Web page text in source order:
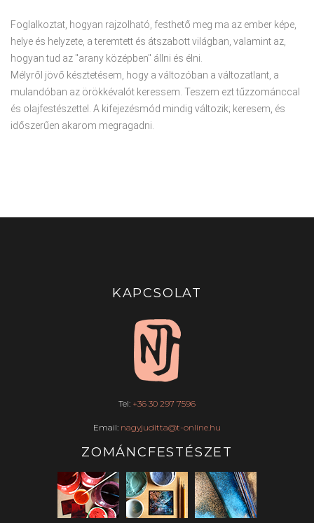
Foglalkoztat, hogyan rajzolható, festhető meg ma az ember képe,
helye és helyzete, a teremtett és átszabott világban, valamint az,
hogyan tud az "arany középben" állni és élni.
Mélyről jövő késztetésem, hogy a változóban a változatlant, a
mulandóban az örökkévalót keressem. Teszem ezt tűzzománccal
és olajfestészettel. A kifejezésmód mindig változik; keresem, és
időszerűen akarom megragadni.
KAPCSOLAT
Tel: +36 30 297 7596
Email: nagyjuditta@t-online.hu
ZOMÁNCFESTÉSZET